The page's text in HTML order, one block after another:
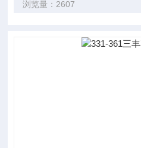
浏览量：2607